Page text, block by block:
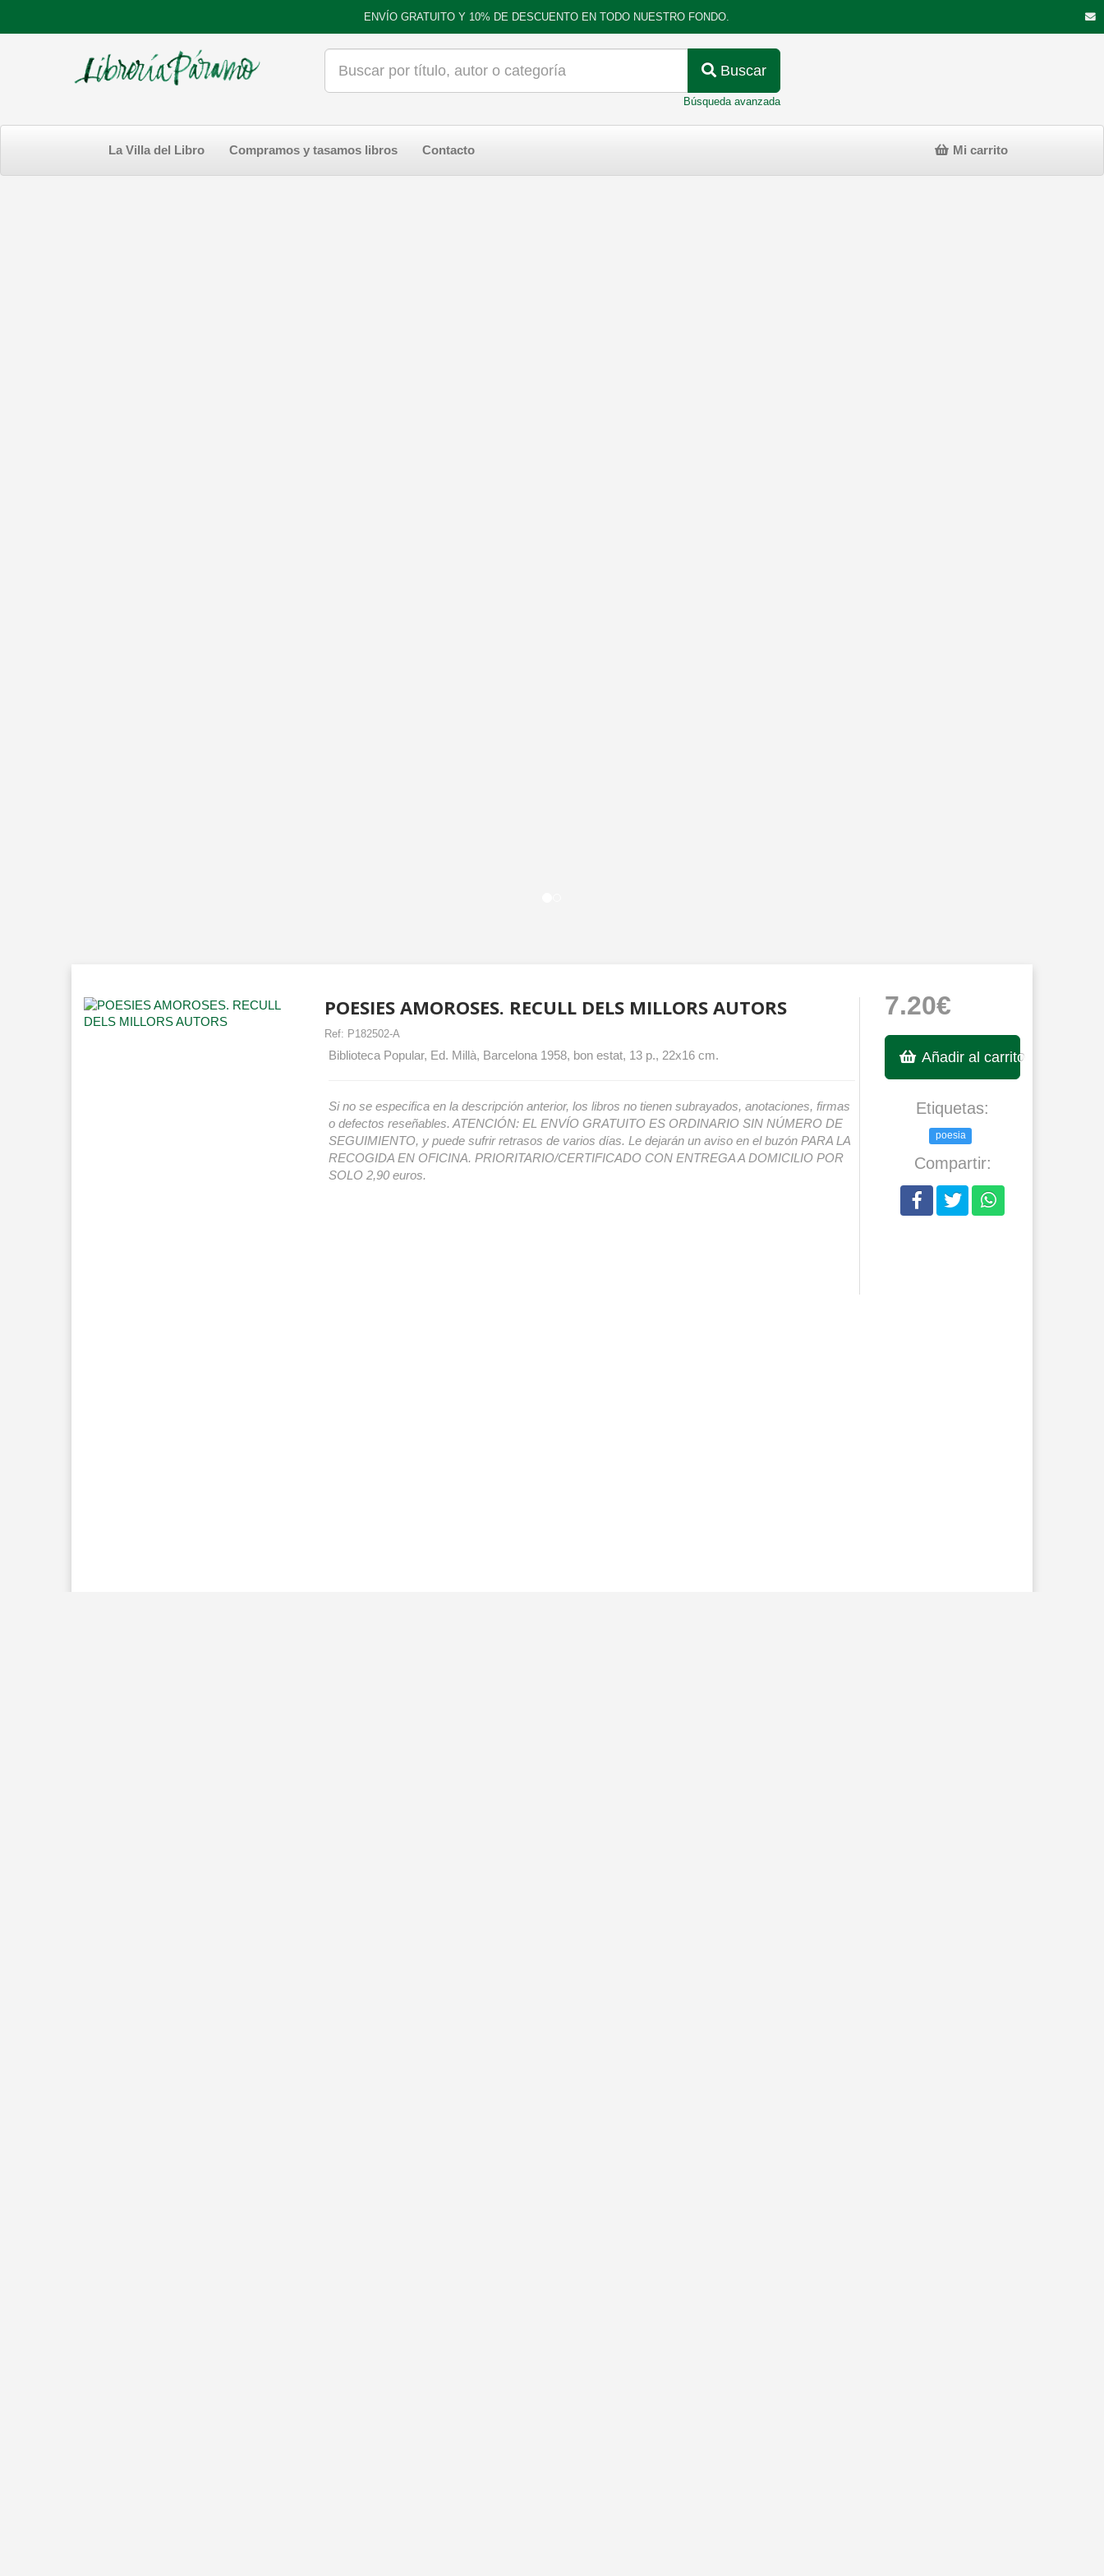
ENVÍO GRATUITO Y 10% DE DESCUENTO EN TODO NUESTRO FONDO.
Buscar
Búsqueda avanzada
La Villa del Libro Compramos y tasamos libros Contacto Mi carrito
POESIES AMOROSES. RECULL DELS MILLORS AUTORS
Ref: P182502-A
Biblioteca Popular, Ed. Millà, Barcelona 1958, bon estat, 13 p., 22x16 cm.
Si no se especifica en la descripción anterior, los libros no tienen subrayados, anotaciones, firmas
o defectos reseñables. ATENCIÓN: EL ENVÍO GRATUITO ES ORDINARIO SIN NÚMERO DE
SEGUIMIENTO, y puede sufrir retrasos de varios días. Le dejarán un aviso en el buzón PARA LA
RECOGIDA EN OFICINA. PRIORITARIO/CERTIFICADO CON ENTREGA A DOMICILIO POR
SOLO 2,90 euros.
7.20€
Añadir al carrito
Etiquetas:
poesia
Compartir: